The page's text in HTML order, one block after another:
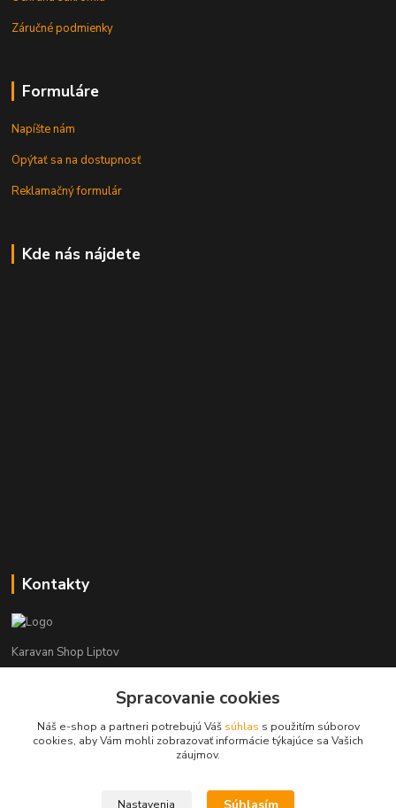
Záručné podmienky
Formuláre
Napíšte nám
Opýtať sa na dostupnosť
Reklamačný formulár
Kde nás nájdete
Kontakty
Karavan Shop Liptov
+421 903 626 885
info@karavanshopliptov.sk
Spracovanie cookies
Náš e-shop a partneri potrebujú Váš súhlas s použitím súborov
cookies, aby Vám mohli zobrazovať informácie týkajúce sa Vašich
záujmov.
Nastavenia